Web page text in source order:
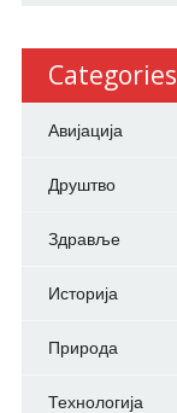
Categories
Авијација
Друштво
Здравље
Историја
Природа
Технологија